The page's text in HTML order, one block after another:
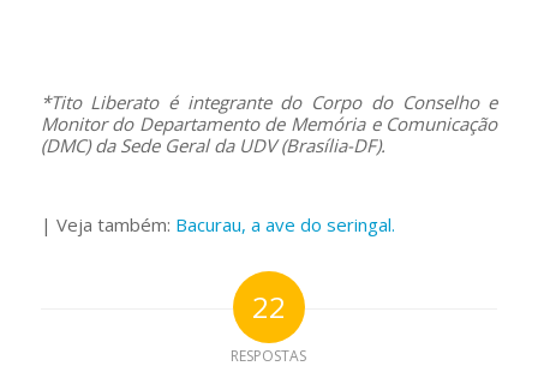
*Tito Liberato é integrante do Corpo do Conselho e
Monitor do Departamento de Memória e Comunicação
(DMC) da Sede Geral da UDV (Brasília-DF).
| Veja também: Bacurau, a ave do seringal.
22
RESPOSTAS